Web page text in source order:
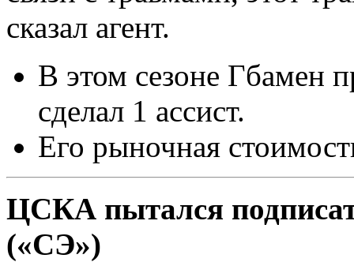
сказал агент.
В этом сезоне Гбамен
сделал 1 ассист.
Его рыночная
ЦСКА пытался
(«СЭ»)